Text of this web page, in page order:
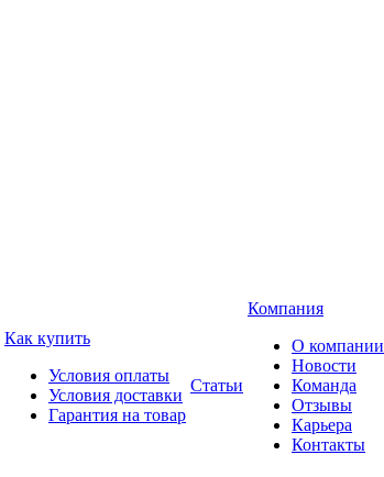
Как купить
Условия оплаты
Условия доставки
Гарантия на товар
Статьи
Компания
О компании
Новости
Команда
Отзывы
Карьера
Контакты